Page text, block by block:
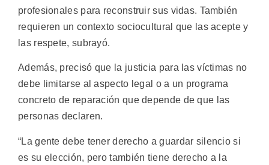
profesionales para reconstruir sus vidas. También
requieren un contexto sociocultural que las acepte y
las respete, subrayó.
Además, precisó que la justicia para las víctimas no
debe limitarse al aspecto legal o a un programa
concreto de reparación que depende de que las
personas declaren.
“La gente debe tener derecho a guardar silencio si
es su elección, pero también tiene derecho a la